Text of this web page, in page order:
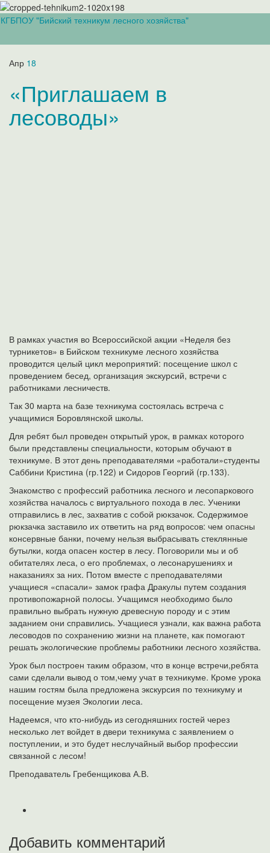
выкл
КГБПОУ "Бийский техникум лесного хозяйства"
Апр 18
«Приглашаем в
лесоводы»
В рамках участия во Всероссийской акции «Неделя без
турникетов» в Бийском техникуме лесного хозяйства
проводится целый цикл мероприятий: посещение школ с
проведением бесед, организация экскурсий, встречи с
работниками лесничеств.
Так 30 марта на базе техникума состоялась встреча с
учащимися Боровлянской школы.
Для ребят был проведен открытый урок, в рамках которого
были представлены специальности, которым обучают в
техникуме. В этот день преподавателями «работали»студенты
Саббини Кристина (гр.122) и Сидоров Георгий (гр.133).
Знакомство с профессий работника лесного и лесопаркового
хозяйства началось с виртуального похода в лес. Ученики
отправились в лес, захватив с собой рюкзачок. Содержимое
рюкзачка заставило их ответить на ряд вопросов: чем опасны
консервные банки, почему нельзя выбрасывать стеклянные
бутылки, когда опасен костер в лесу. Поговорили мы и об
обитателях леса, о его проблемах, о лесонарушениях и
наказаниях за них. Потом вместе с преподавателями
учащиеся «спасали» замок графа Дракулы путем создания
противопожарной полосы. Учащимся необходимо было
правильно выбрать нужную древесную породу и с этим
заданием они справились. Учащиеся узнали, как важна работа
лесоводов по сохранению жизни на планете, как помогают
решать экологические проблемы работники лесного хозяйства.
Урок был построен таким образом, что в конце встречи,ребята
сами сделали вывод о том,чему учат в техникуме. Кроме урока
нашим гостям была предложена экскурсия по техникуму и
посещение музея Экологии леса.
Надеемся, что кто-нибудь из сегодняшних гостей через
несколько лет войдет в двери техникума с заявлением о
поступлении, и это будет неслучайный выбор профессии
связанной с лесом!
Преподаватель Гребенщикова А.В.
Добавить комментарий